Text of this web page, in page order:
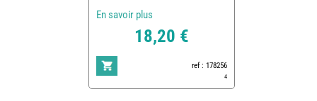
En savoir plus
18,20 €
ref : 178256
4